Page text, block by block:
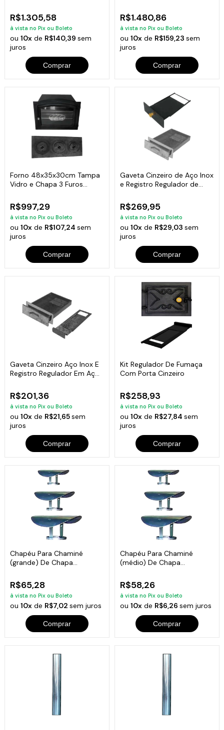
R$1.305,58
à vista no Pix ou Boleto
ou10x de R$140,39sem
juros
Comprar
R$1.480,86
à vista no Pix ou Boleto
ou 10xde R$159,23 sem
juros
Comprar
Forno 48x35x30cm Tampa
Vidro e Chapa 3 Furos
R$997,29
à vista no Pix ou Boleto
ou10x de R$107,24sem
juros
Comprar
Gaveta Cinzeiro de Aço Inox
e Registro Regulador de
R$269,95
à vista no Pix ou Boleto
ou 10xde R$29,03 sem
juros
Comprar
Gaveta Cinzeiro Aço Inox E
Registro Regulador Em Aço
R$201,36
à vista no Pix ou Boleto
ou10x de R$21,65sem
juros
Comprar
Kit Regulador De Fumaça
Com Porta Cinzeiro
R$258,93
à vista no Pix ou Boleto
ou 10xde R$27,84 sem
juros
Comprar
Chapéu Para Chaminé
(grande) De Chapa
R$65,28
à vista no Pix ou Boleto
ou10x de R$7,02sem juros
Comprar
Chapéu Para Chaminé
(médio) De Chapa
R$58,26
à vista no Pix ou Boleto
ou 10xde R$6,26 sem juros
Comprar